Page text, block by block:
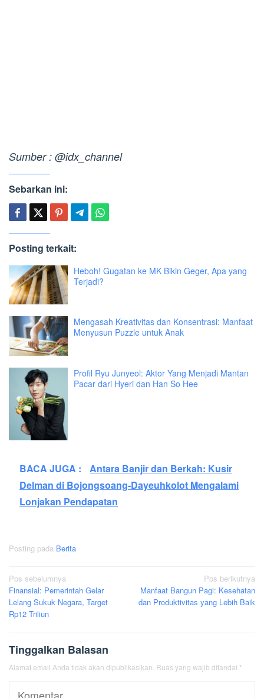
Sumber : @idx_channel
Sebarkan ini:
Posting terkait:
Heboh! Gugatan ke MK Bikin Geger, Apa yang
Terjadi?
Mengasah Kreativitas dan Konsentrasi: Manfaat
Menyusun Puzzle untuk Anak
Profil Ryu Junyeol: Aktor Yang Menjadi Mantan
Pacar dari Hyeri dan Han So Hee
BACA JUGA :
Antara Banjir dan Berkah: Kusir
Delman di Bojongsoang-Dayeuhkolot Mengalami
Lonjakan Pendapatan
Posting pada Berita
Navigasi
pos
Pos sebelumnya
Finansial: Pemerintah Gelar
Lelang Sukuk Negara, Target
Rp12 Triliun
Pos berikutnya
Manfaat Bangun Pagi: Kesehatan
dan Produktivitas yang Lebih Baik
Tinggalkan Balasan
Alamat email Anda tidak akan dipublikasikan. Ruas yang wajib ditandai *